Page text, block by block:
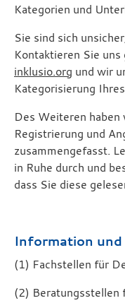
Kategorien und
Sie sind sich
Kontaktieren Sie
inklusio.org und wir
Kategorisierung
Des Weiteren
Registrierung und
zusammengefasst.
in Ruhe durch und
dass Sie diese
Information
(1) Fachstellen für
(2) Beratungsstellen